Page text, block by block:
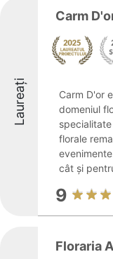
Laureați
Carm
Carm D'or
domeniul
florale
cât și
9
Floraria